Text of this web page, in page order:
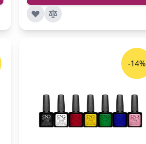
-14%